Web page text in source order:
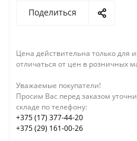
Поделиться
Цена действительна только для
отличаться от цен в розничных
Уважаемые покупатели!
Просим Вас перед заказом
складе по телефону:
+375 (17) 377-44-20
+375 (29) 161-00-26